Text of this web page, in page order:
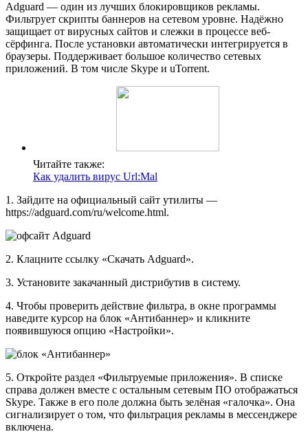
Adguard — один из лучших блокировщиков рекламы.
Фильтрует скрипты баннеров на сетевом уровне. Надёжно
защищает от вирусных сайтов и слежки в процессе веб-
сёрфинга. После установки автоматически интегрируется в
браузеры. Поддерживает большое количество сетевых
приложений. В том числе Skype и uTorrent.
Читайте также:
Как удалить вирус Url:Mal
1. Зайдите на официальный сайт утилиты —
https://adguard.com/ru/welcome.html.
2. Клацните ссылку «Скачать Adguard».
3. Установите закачанный дистрибутив в систему.
4. Чтобы проверить действие фильтра, в окне программы
наведите курсор на блок «Антибаннер» и кликните
появившуюся опцию «Настройки».
5. Откройте раздел «Фильтруемые приложения». В списке
справа должен вместе с остальным сетевым ПО отображаться
Skype. Также в его поле должна быть зелёная «галочка». Она
сигнализирует о том, что фильтрация рекламы в мессенджере
включена.